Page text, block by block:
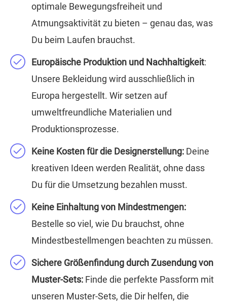
optimale Bewegungsfreiheit und
Atmungsaktivität zu bieten – genau das, was
Du beim Laufen brauchst.
Europäische Produktion und Nachhaltigkeit:
Unsere Bekleidung wird ausschließlich in
Europa hergestellt. Wir setzen auf
umweltfreundliche Materialien und
Produktionsprozesse.
Keine Kosten für die Designerstellung: Deine
kreativen Ideen werden Realität, ohne dass
Du für die Umsetzung bezahlen musst.
Keine Einhaltung von Mindestmengen:
Bestelle so viel, wie Du brauchst, ohne
Mindestbestellmengen beachten zu müssen.
Sichere Größenfindung durch Zusendung von
Muster-Sets: Finde die perfekte Passform mit
unseren Muster-Sets, die Dir helfen, die